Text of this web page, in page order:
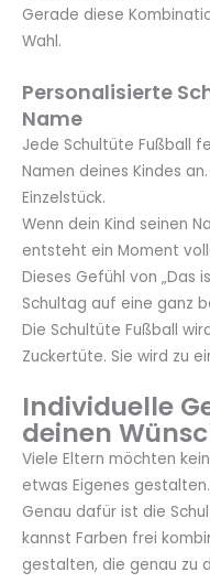
Gerade diese
Wahl.
Personalisierte
Name
Jede Schultüte Fußball
Namen deines Kindes
Einzelstück.
Wenn dein Kind seinen
entsteht ein Moment
Dieses Gefühl von „Das
Schultag auf eine ganz
Die Schultüte Fußball
Zuckertüte. Sie wird zu
Individuelle
deinen
Viele Eltern möchten
etwas Eigenes gestalten.
Genau dafür ist die
kannst Farben frei
gestalten, die genau zu